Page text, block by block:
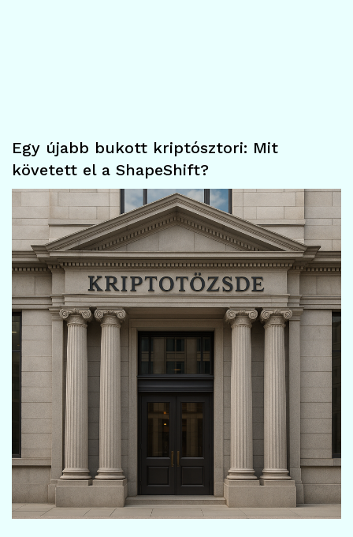
Egy újabb bukott kriptósztori: Mit
követett el a ShapeShift?